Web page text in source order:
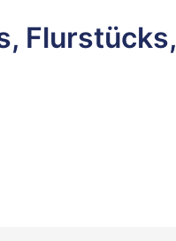
Flurstücks,